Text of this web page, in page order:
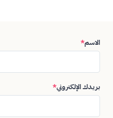
الاسم*
بريدك الإلكتروني*